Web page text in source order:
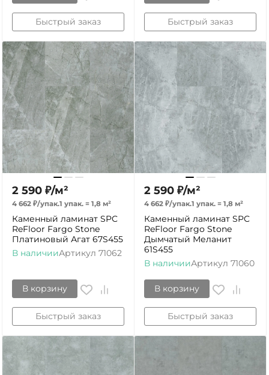
Быстрый заказ Быстрый заказ
2 590 ₽/м²
4 662 ₽/упак.1 упак. = 1,8 м²
Каменный ламинат SPC
ReFloor Fargo Stone
Платиновый Агат 67S455
В наличииАртикул 71062
В корзину
Быстрый заказ
2 590 ₽/м²
4 662 ₽/упак.1 упак. = 1,8 м²
Каменный ламинат SPC
ReFloor Fargo Stone
Дымчатый Меланит
61S455
В наличииАртикул 71060
В корзину
Быстрый заказ